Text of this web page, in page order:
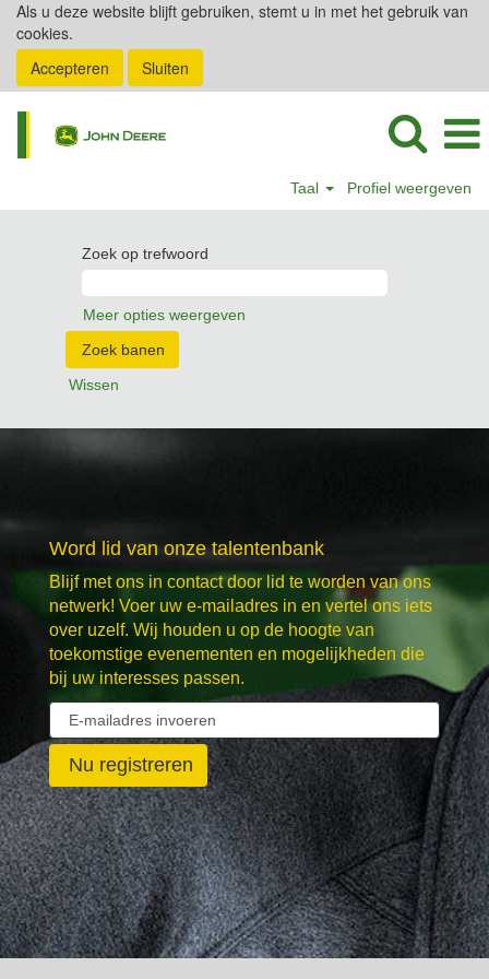
Als u deze website blijft gebruiken, stemt u in met het gebruik van
cookies.
Accepteren
Sluiten
Taal Profiel weergeven
Zoek op trefwoord
Meer opties weergeven
Wissen
Word lid van onze talentenbank
Blijf met ons in contact door lid te worden van ons
netwerk! Voer uw e-mailadres in en vertel ons iets
over uzelf. Wij houden u op de hoogte van
toekomstige evenementen en mogelijkheden die
bij uw interesses passen.